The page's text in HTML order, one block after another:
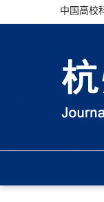
中国高校